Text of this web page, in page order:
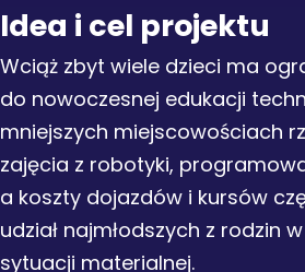
Idea i cel projektu
Wciąż zbyt wiele dzieci ma
do nowoczesnej edukacji
mniejszych miejscowościach
zajęcia z robotyki,
a koszty dojazdów i kursów
udział najmłodszych z rodzin
sytuacji materialnej.